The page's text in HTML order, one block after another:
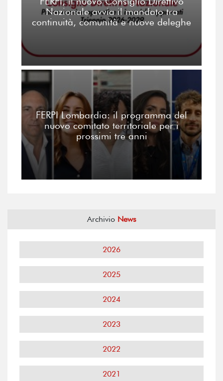
Nazionale avvia il mandato tra
continuità, comunità e nuove deleghe
FERPI Lombardia: il programma del
nuovo comitato territoriale per i
prossimi tre anni
Archivio News
2026
2025
2024
2023
2022
2021